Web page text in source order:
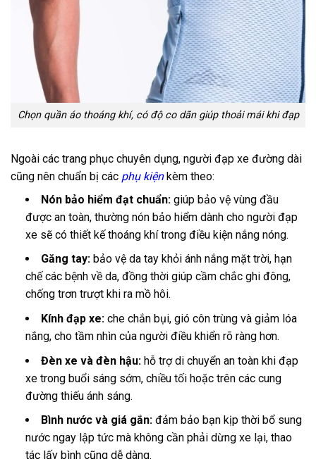
Chọn quần áo thoáng khí, có độ co dãn giúp thoải mái khi đạp
Ngoài các trang phục chuyên dụng, người đạp xe đường dài
cũng nên chuẩn bị các phụ kiệnkèm theo:
Nón bảo hiểm đạt chuẩn:giúp bảo vệ vùng đầu
được an toàn, thường nón bảo hiểm dành cho người đạp
xe sẽ có thiết kế thoáng khí trong điều kiện nắng nóng.
Găng tay: bảo vệ da tay khỏi ánh nắng mặt trời, hạn
chế các bệnh về da, đồng thời giúp cầm chắc ghi đông,
chống trơn trượt khi ra mồ hôi.
Kính đạp xe: che chắn bụi, gió côn trùng và giảm lóa
nắng, cho tầm nhìn của người điều khiển rõ ràng hơn.
Đèn xe và đèn hậu: hỗ trợ di chuyển an toàn khi đạp
xe trong buổi sáng sớm, chiều tối hoặc trên các cung
đường thiếu ánh sáng.
Bình nước và giá gắn: đảm bảo bạn kịp thời bổ sung
nước ngay lập tức mà không cần phải dừng xe lại, thao
tác lấy bình cũng dễ dàng.